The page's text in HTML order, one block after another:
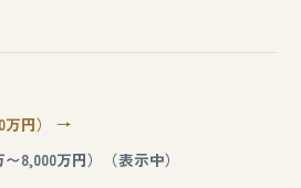
万円） →
8,000万円）（表示中）